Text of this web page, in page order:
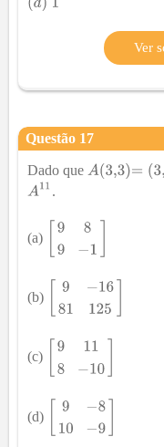
Ver
Questão 17
Dado que
.
(a)
(b)
(c)
(d)